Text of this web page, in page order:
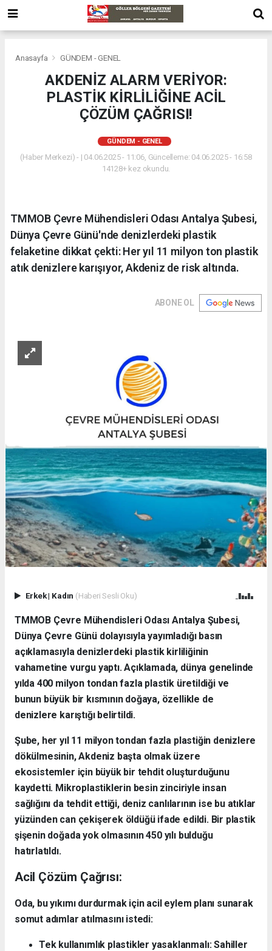
Anasayfa GÜNDEM - GENEL
AKDENİZ ALARM VERİYOR:
PLASTİK KİRLİLİĞİNE ACİL
ÇÖZÜM ÇAĞRISI!
GÜNDEM - GENEL
(Haber Merkezi) - | 04.06.2025 - 11:06, Güncelleme: 04.06.2025 - 16:58
14128+ kez okundu.
TMMOB Çevre Mühendisleri Odası Antalya Şubesi,
Dünya Çevre Günü'nde denizlerdeki plastik
felaketine dikkat çekti: Her yıl 11 milyon ton plastik
atık denizlere karışıyor, Akdeniz de risk altında.
ABONE OL
Erkek| Kadın (Haberi Sesli Oku)
TMMOB Çevre Mühendisleri Odası Antalya Şubesi,
Dünya Çevre Günü dolayısıyla yayımladığı basın
açıklamasıyla denizlerdeki plastik kirliliğinin
vahametine vurgu yaptı. Açıklamada, dünya genelinde
yılda 400 milyon tondan fazla plastik üretildiği ve
bunun büyük bir kısmının doğaya, özellikle de
denizlere karıştığı belirtildi.
Şube, her yıl 11 milyon tondan fazla plastiğin denizlere
dökülmesinin, Akdeniz başta olmak üzere
ekosistemler için büyük bir tehdit oluşturduğunu
kaydetti. Mikroplastiklerin besin zinciriyle insan
sağlığını da tehdit ettiği, deniz canlılarının ise bu atıklar
yüzünden can çekişerek öldüğü ifade edildi. Bir plastik
şişenin doğada yok olmasının 450 yılı bulduğu
hatırlatıldı.
Acil Çözüm Çağrısı:
Oda, bu yıkımı durdurmak için acil eylem planı sunarak
somut adımlar atılmasını istedi:
Tek kullanımlık plastikler yasaklanmalı: Sahiller